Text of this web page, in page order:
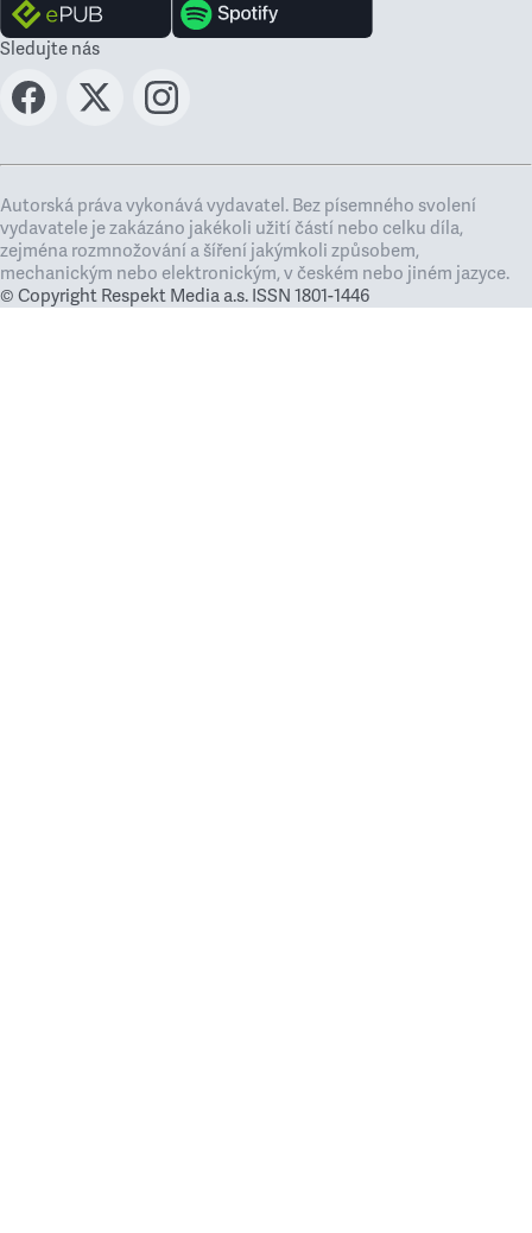
Sledujte nás
Autorská práva vykonává vydavatel. Bez písemného svolení
vydavatele je zakázáno jakékoli užití částí nebo celku díla,
zejména rozmnožování a šíření jakýmkoli způsobem,
mechanickým nebo elektronickým, v českém nebo jiném jazyce.
© Copyright Respekt Media a.s. ISSN 1801-1446